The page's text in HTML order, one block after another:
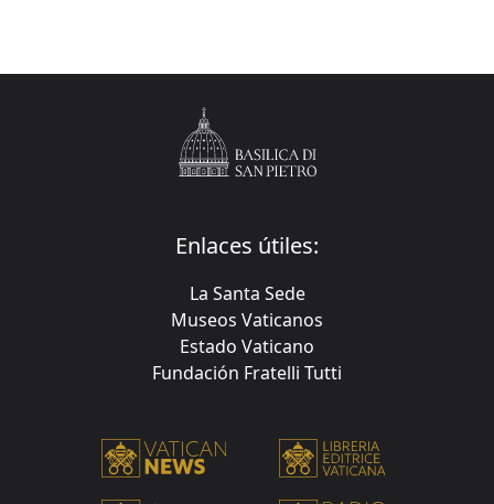
Enlaces útiles:
La Santa Sede
Museos Vaticanos
Estado Vaticano
Fundación Fratelli Tutti